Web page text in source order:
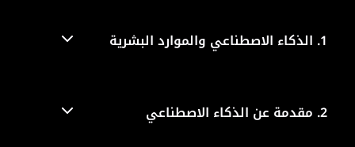
1. الذكاء الاصطناعي والموارد البشرية
2. مقدمة عن الذكاء الاصطناعي